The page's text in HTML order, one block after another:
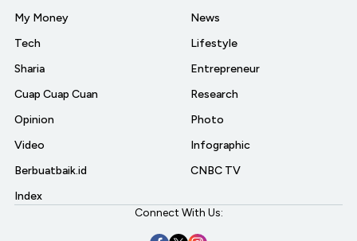
My Money
Tech
Sharia
Cuap Cuap Cuan
Opinion
Video
Berbuatbaik.id
Index
News
Lifestyle
Entrepreneur
Research
Photo
Infographic
CNBC TV
Connect With Us: